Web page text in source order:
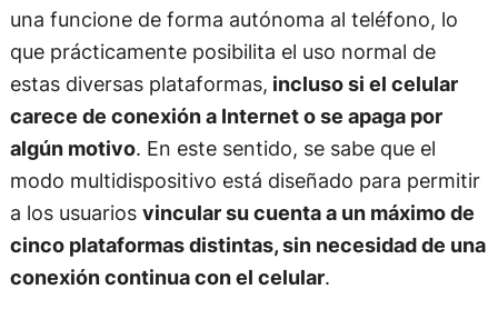
una funcione de forma autónoma al teléfono, lo
que prácticamente posibilita el uso normal de
estas diversas plataformas, incluso si el celular
carece de conexión a Internet o se apaga por
algún motivo. En este sentido, se sabe que el
modo multidispositivo está diseñado para permitir
a los usuarios vincular su cuenta a un máximo de
cinco plataformas distintas, sin necesidad de una
conexión continua con el celular.